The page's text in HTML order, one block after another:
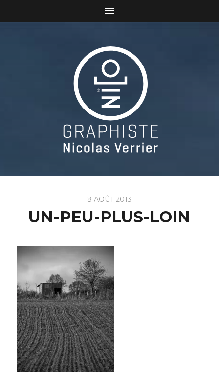
8 AOÛT 2013
UN-PEU-PLUS-LOIN